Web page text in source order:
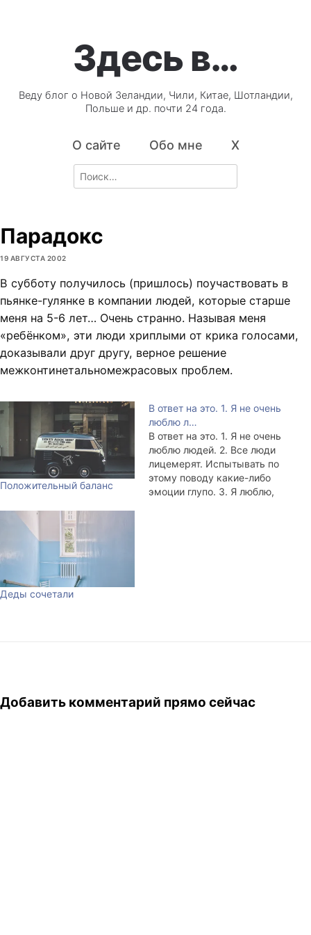
Здесь в…
Веду блог о Новой Зеландии, Чили, Китае, Шотландии,
Польше и др. почти 24 года.
О сайте Обо мне X
Search
for:
Парадокс
19 АВГУСТА 2002
В субботу получилось (пришлось) поучаствовать в
пьянке-гулянке в компании людей, которые старше
меня на 5-6 лет… Очень странно. Называя меня
«ребёнком», эти люди хриплыми от крика голосами,
доказывали друг другу, верное решение
межконтинетальномежрасовых проблем.
Положительный баланс
В ответ на это. 1. Я не очень
люблю л…
В ответ на это. 1. Я не очень
люблю людей. 2. Все люди
лицемерят. Испытывать по
этому поводу какие-либо
эмоции глупо. 3. Я люблю,
Деды сочетали
Добавить комментарий прямо сейчас